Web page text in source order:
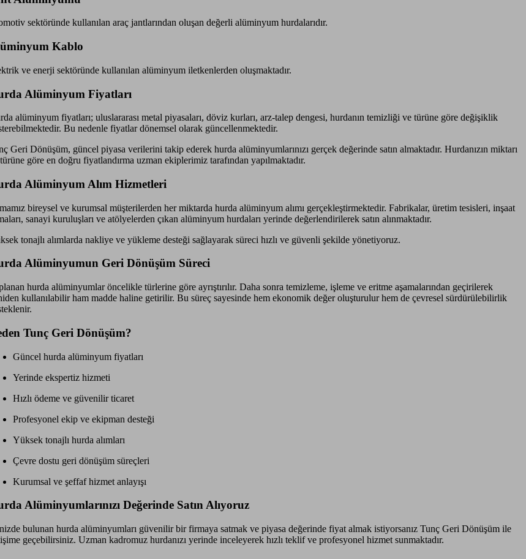
sektöründe kullanılan araç jantlarından oluşan değerli alüminyum hurdalarıdır.
Kablo
ve enerji sektöründe kullanılan alüminyum iletkenlerden oluşmaktadır.
Alüminyum Fiyatları
alüminyum fiyatları; uluslararası metal piyasaları, döviz kurları, arz-talep dengesi, hurdanın temizliği ve türüne göre değişiklik
Bu nedenle fiyatlar dönemsel olarak güncellenmektedir.
Geri Dönüşüm, güncel piyasa verilerini takip ederek hurda alüminyumlarınızı gerçek değerinde satın almaktadır. Hurdanızın miktarı
göre en doğru fiyatlandırma uzman ekiplerimiz tarafından yapılmaktadır.
Alüminyum Alım Hizmetleri
bireysel ve kurumsal müşterilerden her miktarda hurda alüminyum alımı gerçekleştirmektedir. Fabrikalar, üretim tesisleri, inşaat
sanayi kuruluşları ve atölyelerden çıkan alüminyum hurdaları yerinde değerlendirilerek satın alınmaktadır.
tonajlı alımlarda nakliye ve yükleme desteği sağlayarak süreci hızlı ve güvenli şekilde yönetiyoruz.
Alüminyumun Geri Dönüşüm Süreci
hurda alüminyumlar öncelikle türlerine göre ayrıştırılır. Daha sonra temizleme, işleme ve eritme aşamalarından geçirilerek
kullanılabilir ham madde haline getirilir. Bu süreç sayesinde hem ekonomik değer oluşturulur hem de çevresel sürdürülebilirlik
Tunç Geri Dönüşüm?
Güncel hurda alüminyum fiyatları
Yerinde ekspertiz hizmeti
Hızlı ödeme ve güvenilir ticaret
Profesyonel ekip ve ekipman desteği
Yüksek tonajlı hurda alımları
Çevre dostu geri dönüşüm süreçleri
Kurumsal ve şeffaf hizmet anlayışı
Alüminyumlarınızı Değerinde Satın Alıyoruz
bulunan hurda alüminyumları güvenilir bir firmaya satmak ve piyasa değerinde fiyat almak istiyorsanız Tunç Geri Dönüşüm ile
geçebilirsiniz. Uzman kadromuz hurdanızı yerinde inceleyerek hızlı teklif ve profesyonel hizmet sunmaktadır.